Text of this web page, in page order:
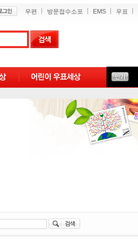
우편 방문접수소포 EMS 우표